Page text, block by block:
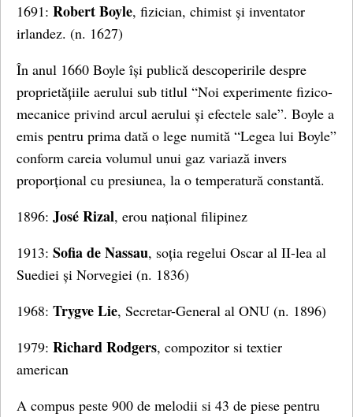
1691: Robert Boyle, fizician, chimist și inventator
irlandez. (n. 1627)
În anul 1660 Boyle își publică descoperirile despre
proprietățiile aerului sub titlul “Noi experimente fizico-
mecanice privind arcul aerului și efectele sale”. Boyle a
emis pentru prima dată o lege numită “Legea lui Boyle”
conform careia volumul unui gaz variază invers
proporțional cu presiunea, la o temperatură constantă.
1896: José Rizal, erou național filipinez
1913: Sofia de Nassau, soția regelui Oscar al II-lea al
Suediei și Norvegiei (n. 1836)
1968: Trygve Lie, Secretar-General al ONU (n. 1896)
1979: Richard Rodgers, compozitor si textier
american
A compus peste 900 de melodii si 43 de piese pentru